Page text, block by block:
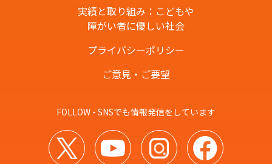
実績と取り組み：こどもや
障がい者に優しい社会
プライバシーポリシー
ご意見・ご要望
FOLLOW - SNSでも情報発信をしています